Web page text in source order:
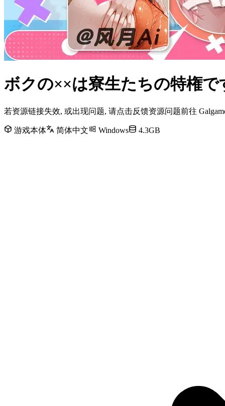
ボクの××は寮生たちの特権で
若资源链接失效, 或出现问题, 请点击反馈资源问题前往
游戏本体 简体中文 Windows 4.3GB